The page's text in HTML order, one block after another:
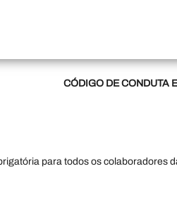
CÓDIGO DE CONDUTA
para todos os